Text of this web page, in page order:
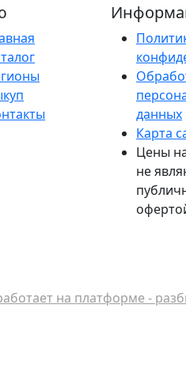
данных
Карта
Цены
не
на платформе -